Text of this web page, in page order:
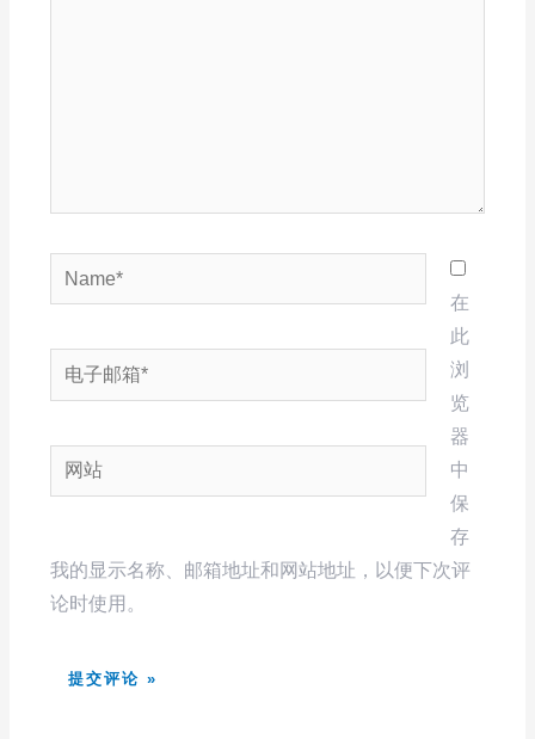
Name*
电
子
箱
*
网
站
在
此
浏
览
器
中
保
存
我的显示名称、邮箱地址和网站地址，以便下次评
论时使用。